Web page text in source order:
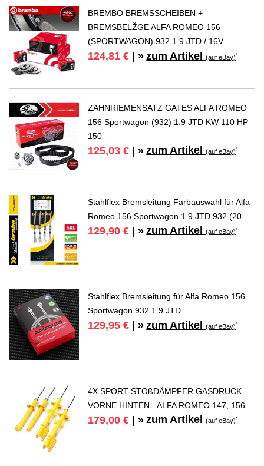
BREMBO BREMSSCHEIBEN +
BREMSBELŽGE ALFA ROMEO 156
(SPORTWAGON) 932 1.9 JTD / 16V
124,81 € | » zum Artikel(auf eBay)*
ZAHNRIEMENSATZ GATES ALFA ROMEO
156 Sportwagon (932) 1.9 JTD KW 110 HP
150
125,03 € | » zum Artikel(auf eBay)*
Stahlflex Bremsleitung Farbauswahl für Alfa
Romeo 156 Sportwagon 1.9 JTD 932 (20
129,90 € | » zum Artikel(auf eBay)*
Stahlflex Bremsleitung für Alfa Romeo 156
Sportwagon 932 1.9 JTD
129,95 € | » zum Artikel(auf eBay)*
4X SPORT-STOßDÄMPFER GASDRUCK
VORNE HINTEN - ALFA ROMEO 147, 156
179,00 € | » zum Artikel(auf eBay)*